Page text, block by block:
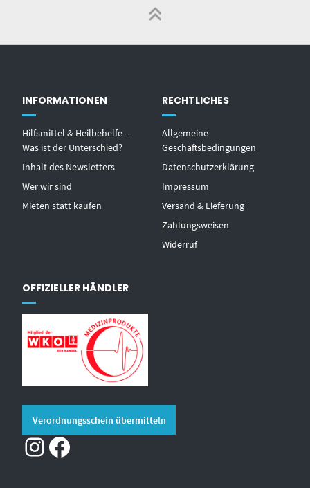
INFORMATIONEN
Hilfsmittel & Heilbehelfe –
Was ist der Unterschied?
Inhalt des Newsletters
Wer wir sind
Mieten statt kaufen
RECHTLICHES
Allgemeine
Geschäftsbedingungen
Datenschutzerklärung
Impressum
Versand & Lieferung
Zahlungsweisen
Widerruf
OFFIZIELLER HÄNDLER
Verordnungsschein übermitteln
Instagram Facebook